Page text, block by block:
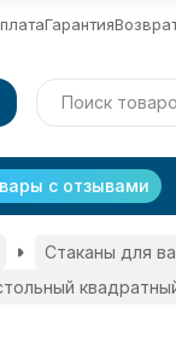
Гарантия
с отзывами
Стаканы для
квадратный